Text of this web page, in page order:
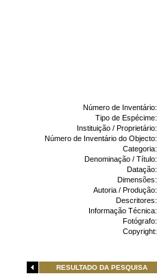
Número de Inventário:
Tipo de Espécime:
Instituição / Proprietário:
Número de Inventário do Objecto:
Categoria:
Denominação / Título:
Datação:
Dimensões:
Autoria / Produção:
Descritores:
Informação Técnica:
Fotógrafo:
Copyright:
RESULTADO DA PESQUISA